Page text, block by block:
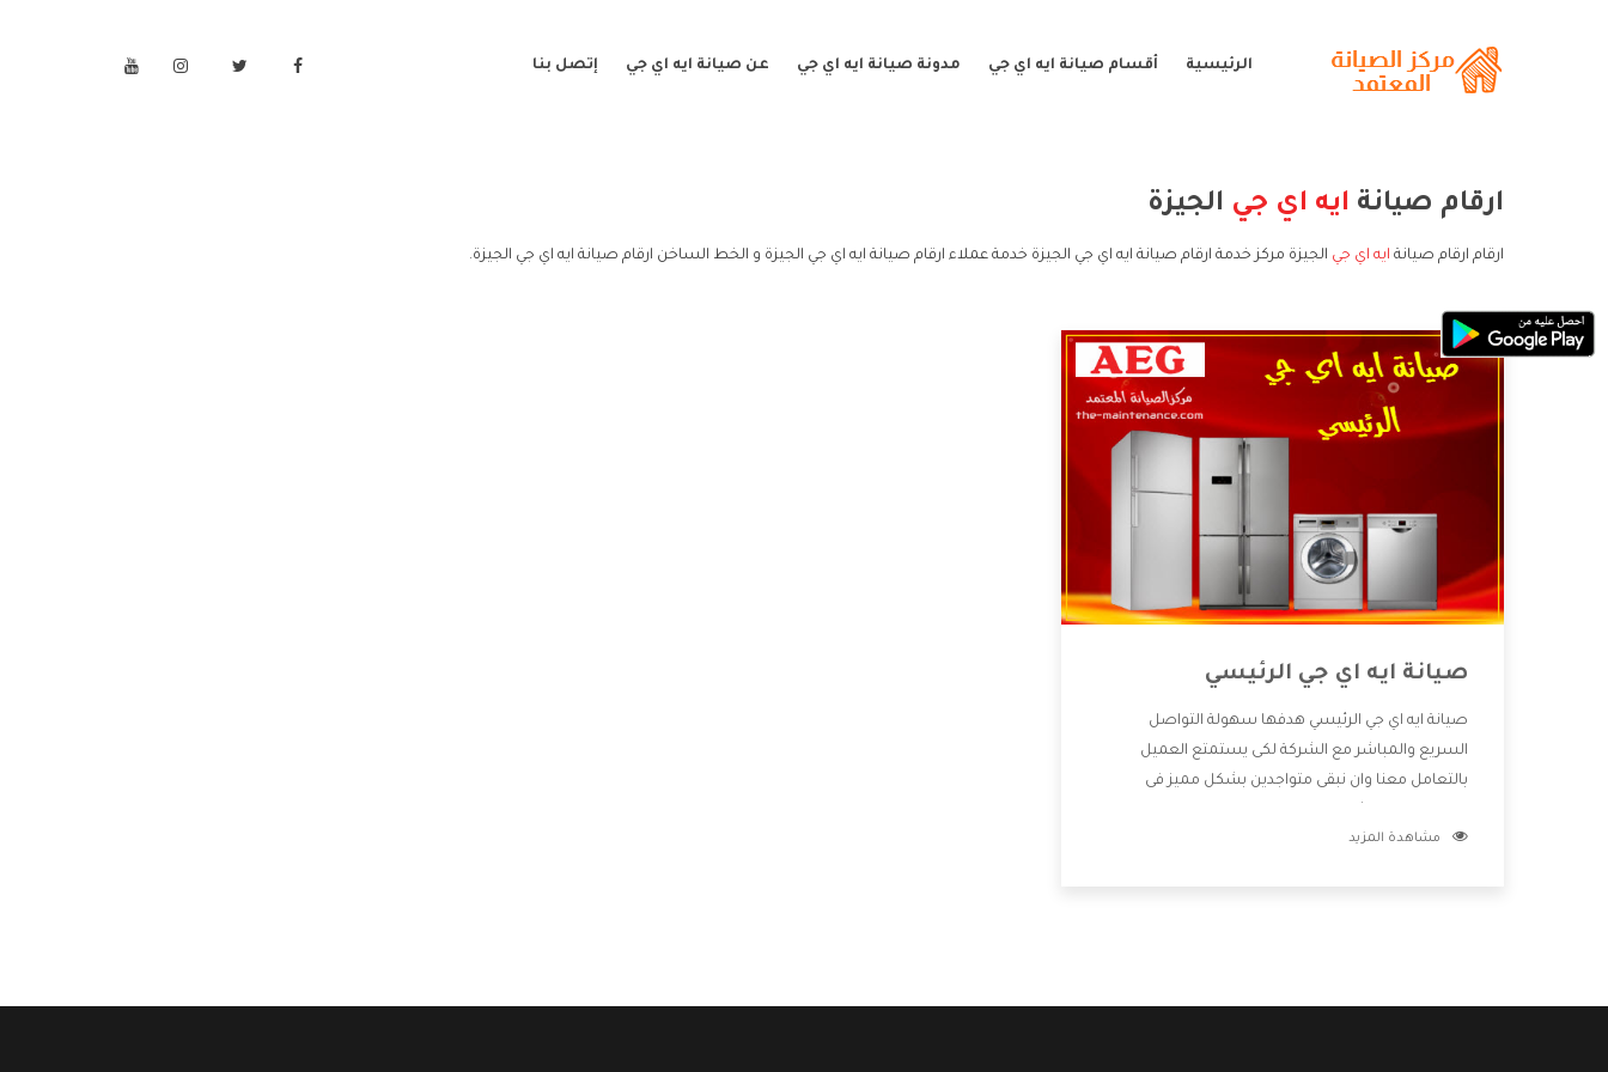
الرئيسية أقسام صيانة ايه اي جي مدونة صيانة ايه اي جي عن صيانة ايه اي جي إتصل بنا
ارقام صيانة ايه اي جي الجيزة
ارقام ارقام صيانة ايه اي جي الجيزة مركز خدمة ارقام صيانة ايه اي جي الجيزة خدمة عملاء ارقام صيانة ايه اي جي الجيزة و الخط الساخن ارقام صيانة ايه اي جي الجيزة.
صيانة ايه اي جي الرئيسي
صيانة ايه اي جي الرئيسي هدفها سهولة التواصل
السريع والمباشر مع الشركة لكى يستمتع العميل
بالتعامل معنا وان نبقى متواجدين بشكل مميز فى
للعميل وان يستمتع بالخدمات التى تنفرد الشركة بها
مشاهدة المزيد